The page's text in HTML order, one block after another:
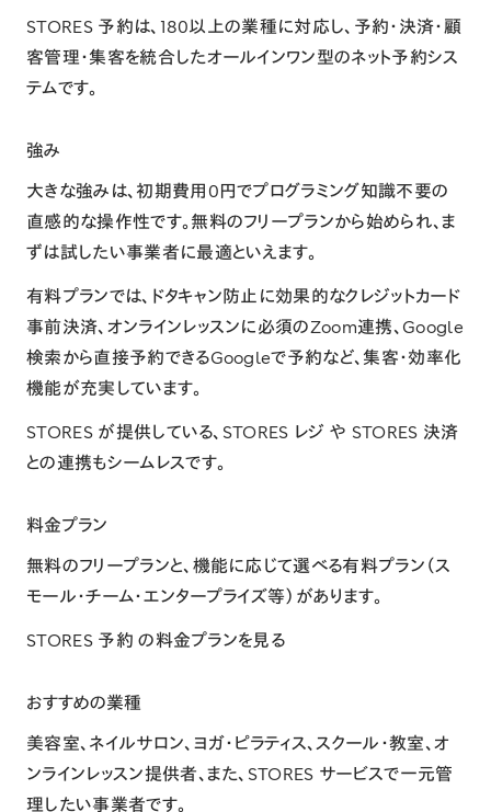
STORES 予約は、180以上の業種に対応し、予約・決済・顧
客管理・集客を統合したオールインワン型のネット予約シス
テムです。
強み
大きな強みは、初期費用0円でプログラミング知識不要の
直感的な操作性です。無料のフリープランから始められ、ま
ずは試したい事業者に最適といえます。
有料プランでは、ドタキャン防止に効果的なクレジットカード
事前決済、オンラインレッスンに必須のZoom連携、Google
検索から直接予約できるGoogleで予約など、集客・効率化
機能が充実しています。
STORES が提供している、 STORES レジ や STORES 決済
との連携もシームレスです。
料金プラン
無料のフリープランと、機能に応じて選べる有料プラン（ス
モール・チーム・エンタープライズ等）があります。
STORES 予約 の料金プランを見る
おすすめの業種
美容室、 ネイルサロン、 ヨガ・ピラティス、スクール・教室、オ
ンラインレッスン提供者、また、STORES サービスで一元管
理したい事業者です。